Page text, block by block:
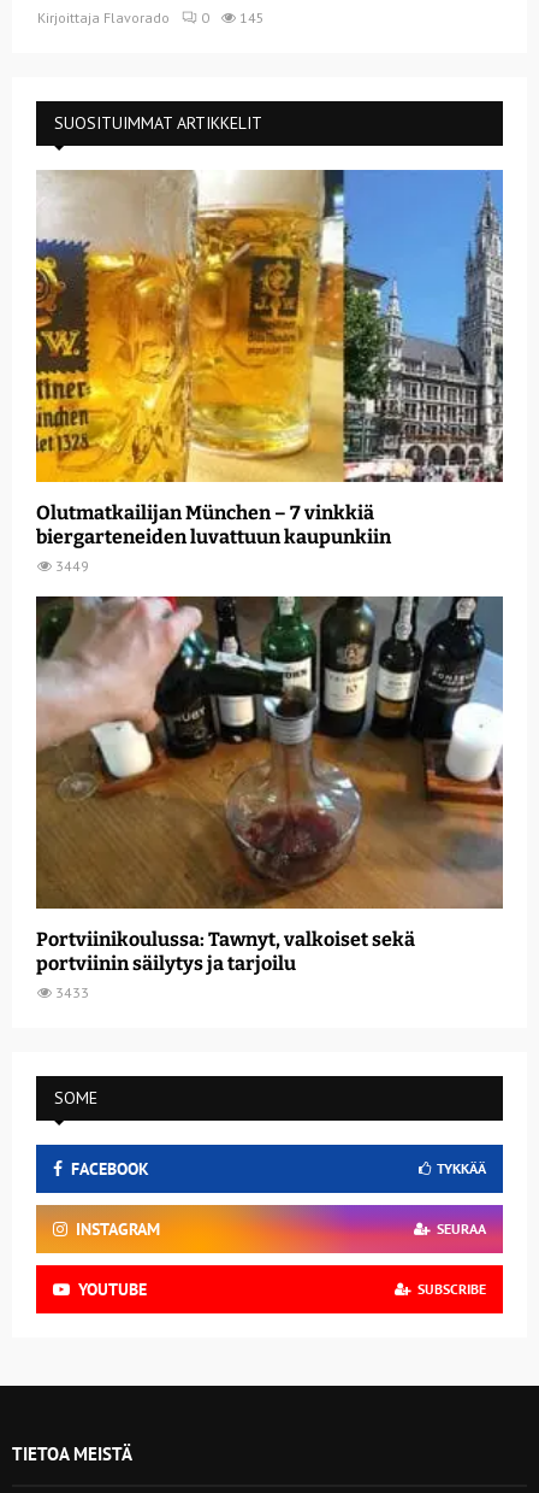
Kirjoittaja Flavorado 0 145
SUOSITUIMMAT ARTIKKELIT
Olutmatkailijan München – 7 vinkkiä
biergarteneiden luvattuun kaupunkiin
3449
Portviinikoulussa: Tawnyt, valkoiset sekä
portviinin säilytys ja tarjoilu
3433
SOME
FACEBOOK TYKKÄÄ
INSTAGRAM SEURAA
YOUTUBE SUBSCRIBE
TIETOA MEISTÄ